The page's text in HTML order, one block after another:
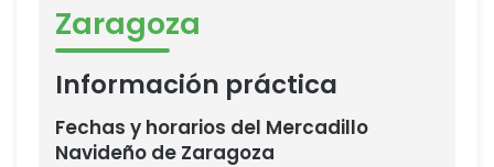
Zaragoza
Información práctica
Fechas y horarios del Mercadillo
Navideño de Zaragoza